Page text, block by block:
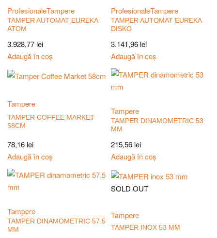
ProfesionaleTampere
TAMPER AUTOMAT EUREKA
ATOM
3.928,77 lei
Adaugă în coș
ProfesionaleTampere
TAMPER AUTOMAT EUREKA
DISKO
3.141,96 lei
Adaugă în coș
Tampere
TAMPER COFFEE MARKET
58CM
78,16 lei
Adaugă în coș
Tampere
TAMPER DINAMOMETRIC 53
MM
215,56 lei
Adaugă în coș
Tampere
TAMPER DINAMOMETRIC 57.5
MM
SOLD OUT
Tampere
TAMPER INOX 53 MM